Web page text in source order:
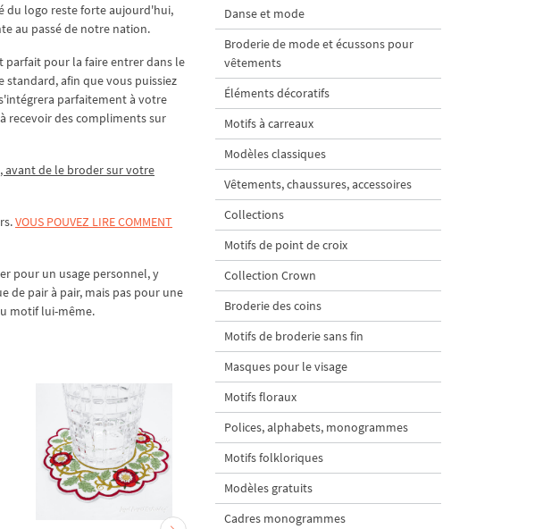
du logo reste forte aujourd'hui,
au passé de notre nation.
parfait pour la faire entrer dans le
afin que vous puissiez
parfaitement à votre
recevoir des compliments sur
avant de le broder sur votre
VOUS POUVEZ LIRE COMMENT
pour un usage personnel, y
de pair à pair, mais pas pour une
motif lui-même.
Danse et mode
Broderie de mode et écussons pour
vêtements
Éléments décoratifs
Motifs à carreaux
Modèles classiques
Vêtements, chaussures, accessoires
Collections
Motifs de point de croix
Collection Crown
Broderie des coins
Motifs de broderie sans fin
Masques pour le visage
Motifs floraux
Polices, alphabets, monogrammes
Motifs folkloriques
Modèles gratuits
Cadres monogrammes